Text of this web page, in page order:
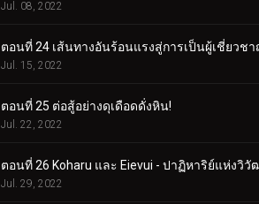
Jul. 08, 2022
ตอนที่ 24 เส้นทางอันร้อนแรงสู่การเป็นผู้เชี่ยวช
Jul. 15, 2022
ตอนที่ 25 ต่อสู้อย่างดุเดือดดั่งหิน!
Jul. 22, 2022
ตอนที่ 26 Koharu และ Eievui - ปาฏิหาริย์แห่งวิวั
Jul. 29, 2022